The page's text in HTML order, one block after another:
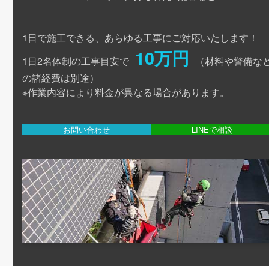
1日で施工できる、あらゆる工事にご対応いたします！
1日2名体制の工事目安で 10万円
（材料や警備な
の諸経費は別途）
※作業内容により料金が異なる場合があります。
お問い合わせ LINEで相談